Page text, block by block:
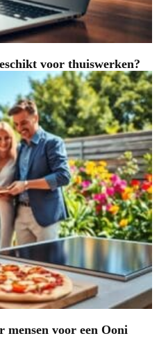
voor thuiswerken?
mensen voor een Ooni